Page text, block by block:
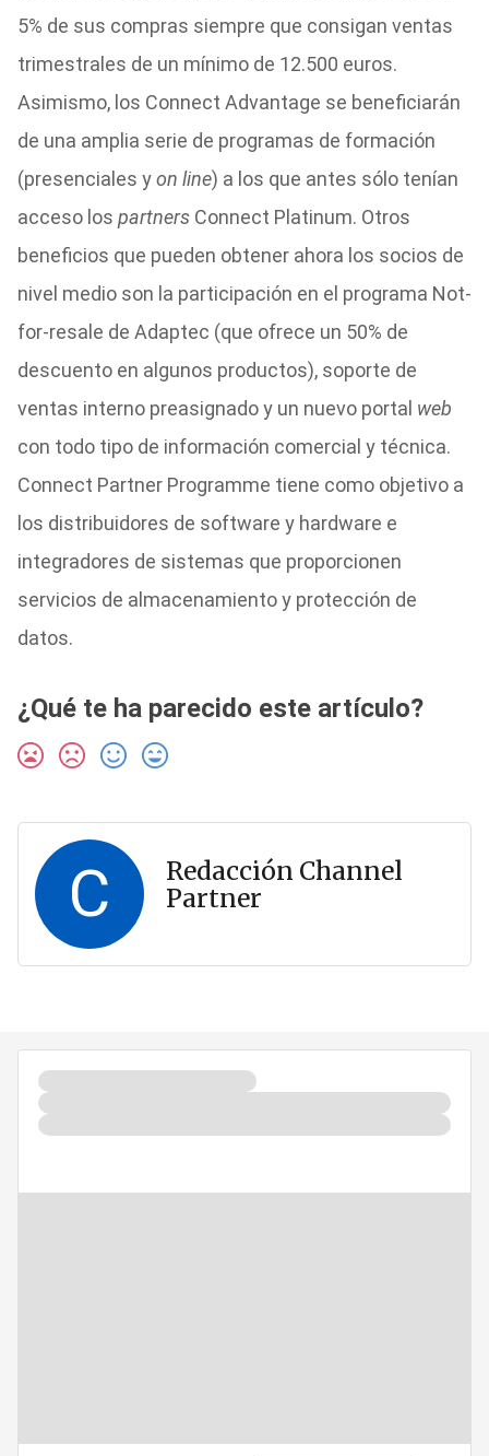
5% de sus compras siempre que consigan ventas
trimestrales de un mínimo de 12.500 euros.
Asimismo, los Connect Advantage se beneficiarán
de una amplia serie de programas de formación
(presenciales yon line) a los que antes sólo tenían
acceso los partnersConnect Platinum. Otros
beneficios que pueden obtener ahora los socios de
nivel medio son la participación en el programa Not-
for-resale de Adaptec (que ofrece un 50% de
descuento en algunos productos), soporte de
ventas interno preasignado y un nuevo portal web
con todo tipo de información comercial y técnica.
Connect Partner Programme tiene como objetivo a
los distribuidores de software y hardware e
integradores de sistemas que proporcionen
servicios de almacenamiento y protección de
datos.
¿Qué te ha parecido este artículo?
C
Redacción Channel
Partner